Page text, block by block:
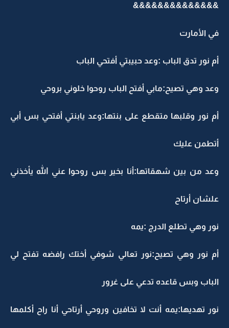
&&&&&&&&&&&&&&
في الأمارت
أم نور تدق الباب :وعد حبيبتي أفتحي الباب
وعد وهي تصيح:مابي أفتح الباب روحوا خلوني بروحي
أم نور وقلبها متقطع على بنتها:وعد يابنتي أفتحي بس أبي
أتطمن عليك
وعد من بين شهقاتها:أنا بخير بس روحوا عني الله يأخذني
علشان أرتاح
نور وهي تطلع الدرج :يمه
أم نور وهي تصيح:نور تعالي شوفي أختك رافضه تفتح لي
الباب وبس قاعده تدعي على غرور
نور تهديها:يمه أنت لا تخافين وروحي أرتاحي أنا راح أكلمها